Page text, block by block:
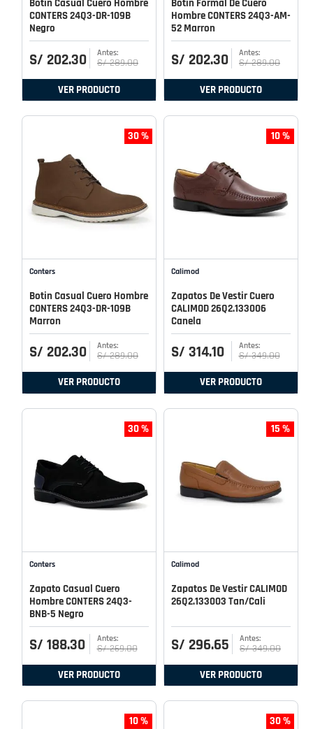
Botin Casual Cuero Hombre
CONTERS 24Q3-DR-109B
Negro
S/ 202.30 S/ 289.00
VER PRODUCTO
Botin Formal De Cuero
Hombre CONTERS 24Q3-AM-
52 Marron
S/ 202.30 S/ 289.00
VER PRODUCTO
30 %
Conters
Botin Casual Cuero Hombre
CONTERS 24Q3-DR-109B
Marron
S/ 202.30 S/ 289.00
VER PRODUCTO
10 %
Calimod
Zapatos De Vestir Cuero
CALIMOD 26Q2.133006
Canela
S/ 314.10 S/ 349.00
VER PRODUCTO
30 %
Conters
Zapato Casual Cuero
Hombre CONTERS 24Q3-
BNB-5 Negro
S/ 188.30 S/ 269.00
VER PRODUCTO
15 %
Calimod
Zapatos De Vestir CALIMOD
26Q2.133003 Tan/Cali
S/ 296.65 S/ 349.00
VER PRODUCTO
10 % 30 %